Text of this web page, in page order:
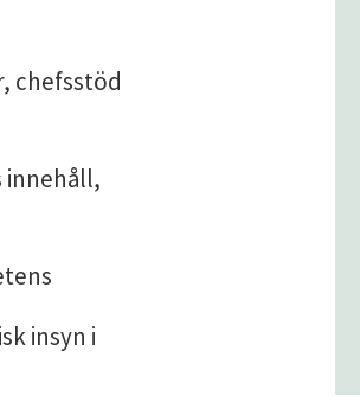
chefsstöd
innehåll,
insyn i